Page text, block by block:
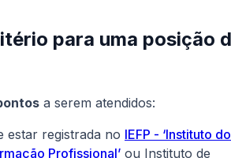
para uma posição
a serem atendidos:
estar registrada no IEFP - ‘Instituto do
Profissional’ ou Instituto de